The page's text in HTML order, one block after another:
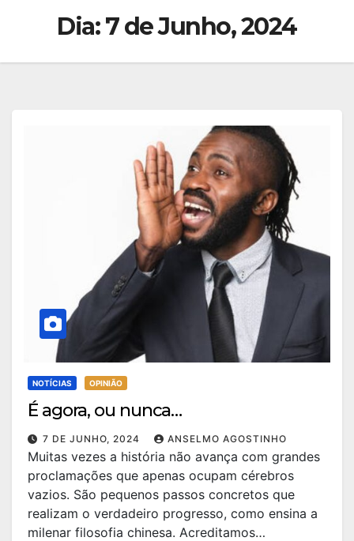
Dia:7 de Junho, 2024
NOTÍCIAS OPINIÃO
É agora, ou nunca…
7 DE JUNHO, 2024 ANSELMO AGOSTINHO
Muitas vezes a história não avança com grandes
proclamações que apenas ocupam cérebros
vazios. São pequenos passos concretos que
realizam o verdadeiro progresso, como ensina a
milenar filosofia chinesa. Acreditamos…